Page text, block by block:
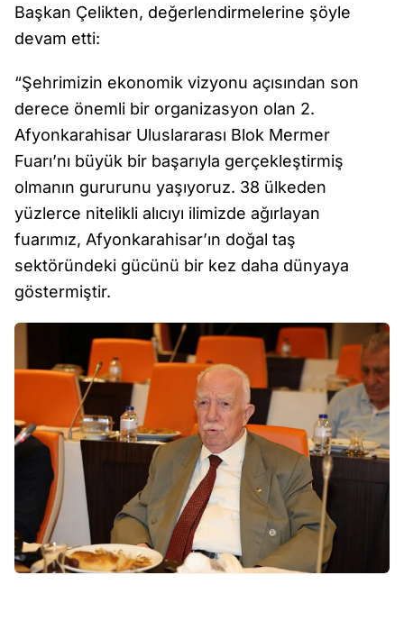
Başkan Çelikten, değerlendirmelerine şöyle
devam etti:
“Şehrimizin ekonomik vizyonu açısından son
derece önemli bir organizasyon olan 2.
Afyonkarahisar Uluslararası Blok Mermer
Fuarı’nı büyük bir başarıyla gerçekleştirmiş
olmanın gururunu yaşıyoruz. 38 ülkeden
yüzlerce nitelikli alıcıyı ilimizde ağırlayan
fuarımız, Afyonkarahisar’ın doğal taş
sektöründeki gücünü bir kez daha dünyaya
göstermiştir.